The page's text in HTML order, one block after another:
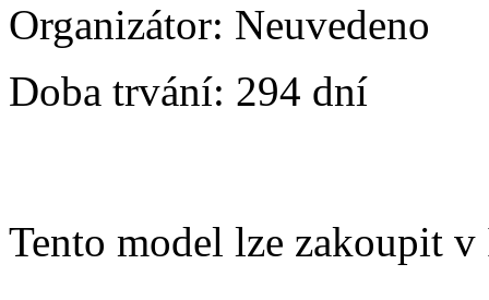
Organizátor: Neuvedeno
Doba trvání: 294 dní
Tento model lze zakoupit